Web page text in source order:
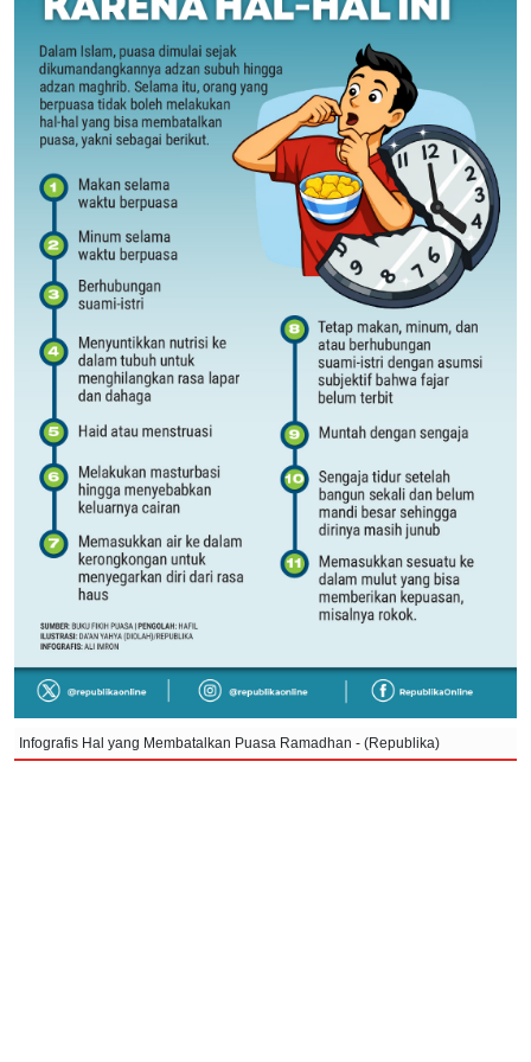
Infografis Hal yang Membatalkan Puasa Ramadhan - (Republika)